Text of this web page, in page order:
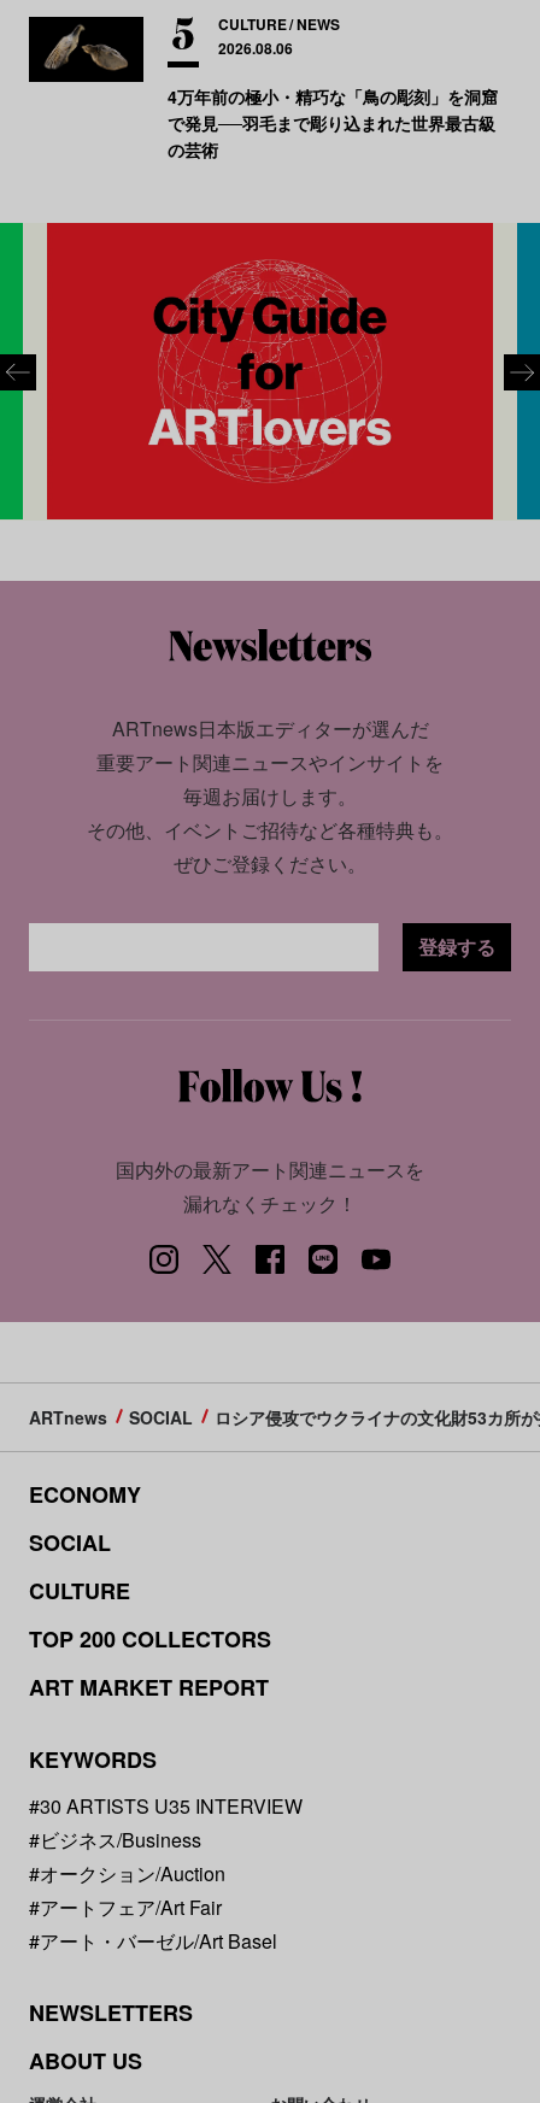
CULTURE NEWS
2026.08.06
4万年前の極小・精巧な「鳥の彫刻」を洞窟
で発見──羽毛まで彫り込まれた世界最古級
の芸術
ARTnews日本版エディターが選んだ
重要アート関連ニュースやインサイトを
毎週お届けします。
その他、イベントご招待など各種特典も。
ぜひご登録ください。
登録する
国内外の最新アート関連ニュースを
漏れなくチェック！
ARTnews SOCIAL ロシア侵攻でウクライナの文化財53カ所
ECONOMY
SOCIAL
CULTURE
TOP 200 COLLECTORS
ART MARKET REPORT
KEYWORDS
#30 ARTISTS U35 INTERVIEW
#ビジネス/Business
#オークション/Auction
#アートフェア/Art Fair
#アート・バーゼル/Art Basel
NEWSLETTERS
ABOUT US